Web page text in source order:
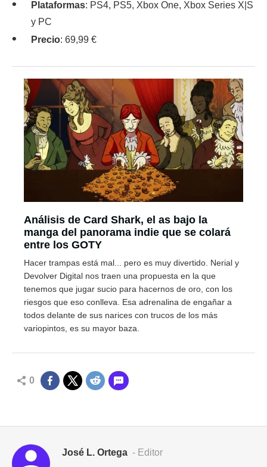
Plataformas: PS4, PS5, Xbox One, Xbox Series X|S
y PC
Precio: 69,99 €
Análisis de Card Shark, el as bajo la
manga del panorama indie que se colará
entre los GOTY
Hacer trampas está mal... pero es muy divertido. Nerial y
Devolver Digital nos traen una propuesta en la que
tenemos que jugar sucio para hacernos de oro, con los
riesgos que eso conlleva. Esa adrenalina de engañar a
todos delante de sus narices con trucos de los más
variopintos, es su mayor baza.
0
José L. Ortega - Editor